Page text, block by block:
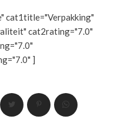
cat1title="Verpakking"
cat2rating="7.0"
]